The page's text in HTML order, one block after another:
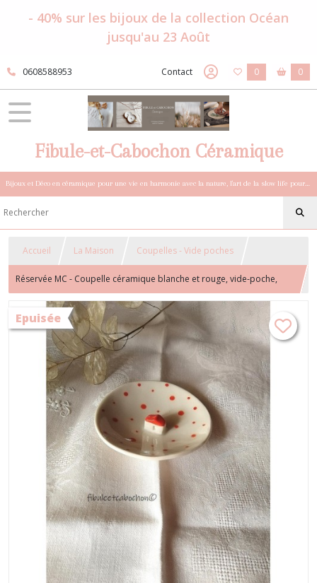
- 40% sur les bijoux de la collection Océan
jusqu'au 23 Août
0608588953 Contact 0 0
Fibule-et-Cabochon Céramique
Bijoux et Déco en céramique pour une vie en harmonie avec la nature, l'art de la slow life pour esprits sensibles et bohèmes.
Accueil La Maison Coupelles - Vide poches
Réservée MC - Coupelle céramique blanche et rouge, vide-poche,
porte-bijoux
Epuisée